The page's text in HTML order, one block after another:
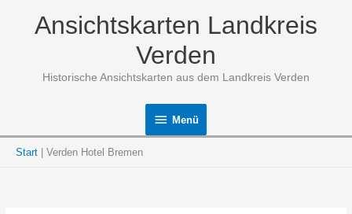
Ansichtskarten Landkreis
Verden
Historische Ansichtskarten aus dem Landkreis Verden
Menü
Menü
Start Verden Hotel Bremen